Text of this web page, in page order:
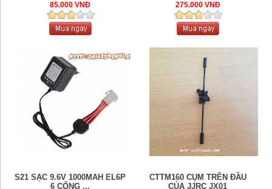
85.000 VNĐ 275.000 VNĐ
S21 SẠC 9.6V 1000MAH EL6P
6 CỔNG ...
CTTM160 CỤM TRÊN ĐẦU
CỦA JJRC JX01